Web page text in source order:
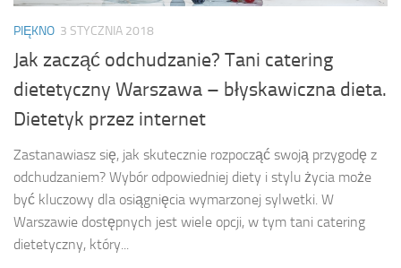
PIĘKNO 3 STYCZNIA 2018
Jak zacząć odchudzanie? Tani catering
dietetyczny Warszawa – błyskawiczna dieta.
Dietetyk przez internet
Zastanawiasz się, jak skutecznie rozpocząć swoją przygodę z
odchudzaniem? Wybór odpowiedniej diety i stylu życia może
być kluczowy dla osiągnięcia wymarzonej sylwetki. W
Warszawie dostępnych jest wiele opcji, w tym tani catering
dietetyczny, który...